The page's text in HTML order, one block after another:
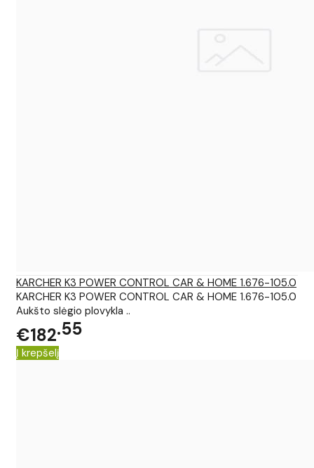
KARCHER K3 POWER CONTROL CAR & HOME 1.676-105.0
KARCHER K3 POWER CONTROL CAR & HOME 1.676-105.0
Aukšto slėgio plovykla ..
€182 55
Į krepšelį